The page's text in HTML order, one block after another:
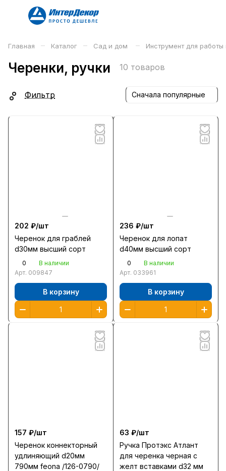
Главная – Каталог – Сад и дом – Инструмент для
Черенки, ручки 10 товаров
Фильтр Сначала популярные
202 ₽/шт
Черенок для граблей
d30мм высший сорт
0
В наличии
Арт. 009847
В корзину
236 ₽/шт
Черенок для лопат
d40мм высший сорт
0
В наличии
Арт. 033961
В корзину
157 ₽/шт
Черенок коннекторный
удлиняющий d20мм
790мм feona /126-0790/
63 ₽/шт
Ручка Протэкс Атлант
для черенка черная с
желт вставками d32 мм